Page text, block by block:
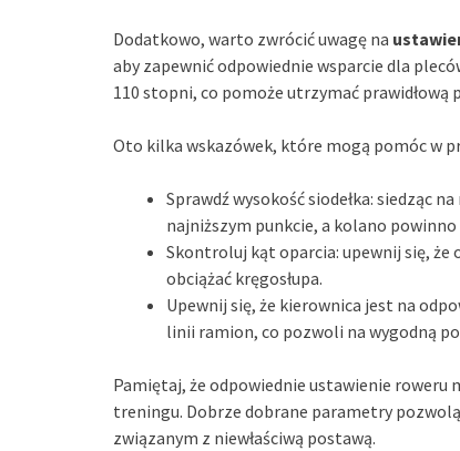
Dodatkowo, warto zwrócić uwagę na
aby zapewnić odpowiednie wsparcie dla
110 stopni, co pomoże utrzymać prawidłową
Oto kilka wskazówek, które mogą pomóc w
Sprawdź wysokość siodełka: siedząc
najniższym punkcie, a kolano
Skontroluj kąt oparcia: upewnij się,
obciążać kręgosłupa.
Upewnij się, że kierownica jest na
linii ramion, co pozwoli na wygodną
Pamiętaj, że odpowiednie ustawienie roweru
treningu. Dobrze dobrane parametry
związanym z niewłaściwą postawą.